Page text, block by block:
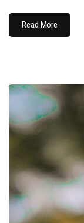
Read More